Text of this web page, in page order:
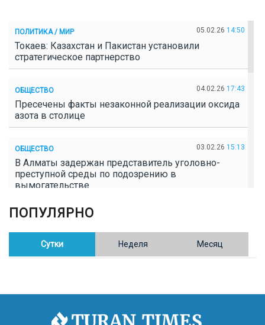
ПОЛИТИКА / МИР 05.02.26 14:50
Токаев: Казахстан и Пакистан установили
стратегическое партнерство
ОБЩЕСТВО 04.02.26 17:43
Пресечены факты незаконной реализации оксида
азота в столице
ОБЩЕСТВО 03.02.26 15:13
В Алматы задержан представитель уголовно-
преступной среды по подозрению в
вымогательстве
ОБЩЕСТВО
Полицейские пресекли незаконное выращивание
конопли в Таразе
Казахстан возглавил Договор о зоне, свободной от
ПОПУЛЯРНО
Сутки Неделя Месяц